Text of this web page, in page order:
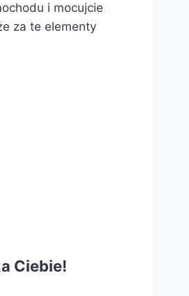
i mocujcie
za te elementy
Ciebie!